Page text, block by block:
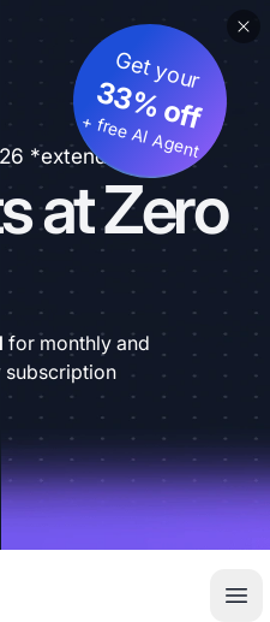
*extended
at Zero
Get your
33% off
+ free AI Agent
for monthly and